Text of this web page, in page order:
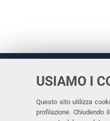
USIAMO I
Questo sito utilizza
profilazione.